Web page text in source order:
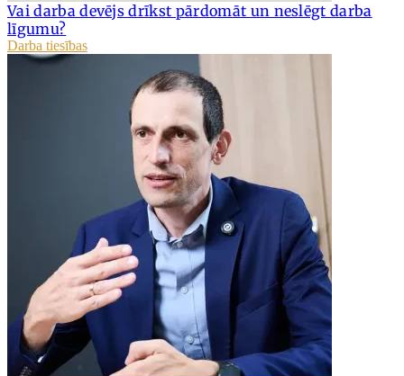
Vai darba devējs drīkst pārdomāt un neslēgt darba
līgumu?
Darba tiesības